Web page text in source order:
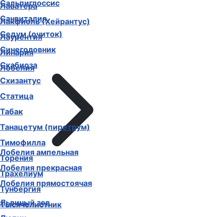
Лаватера
Лакфиоль (Хейрантус)
Лаурентия
Линария
Лобелия
Лобелия ампельная
Лобелия прекрасная
Лобелия прямостоячая
Львиный зев
Сальпиглоссис
Санвиталия
Седум (очиток)
Синеголовник
Скабиоза
Схизантус
Статица
Табак
Танацетум (пиретрум)
Тимофилла
Торения
Трахелиум
Тунбергия
Тысячелистник